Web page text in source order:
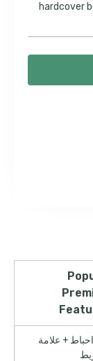
+ علامة